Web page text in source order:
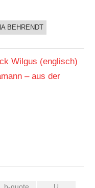
BEHRENDT
Wilgus (englisch)
– aus der